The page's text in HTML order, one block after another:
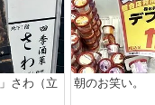
さわ（立
朝のお笑い。